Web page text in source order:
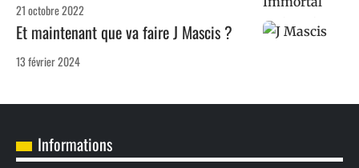
21 octobre 2022
Et maintenant que va faire J Mascis ?
13 février 2024
Informations